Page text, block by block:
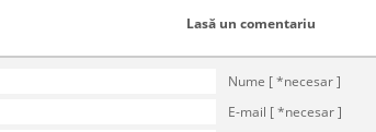
Lasă un comentariu
Nume [ *necesar ]
E-mail [ *necesar ]